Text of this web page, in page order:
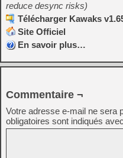
reduce desync risks)
Télécharger Kawaks
Site Officiel
En savoir plus…
Commentaire ¬
Votre adresse e-mail ne sera
obligatoires sont indiqués avec